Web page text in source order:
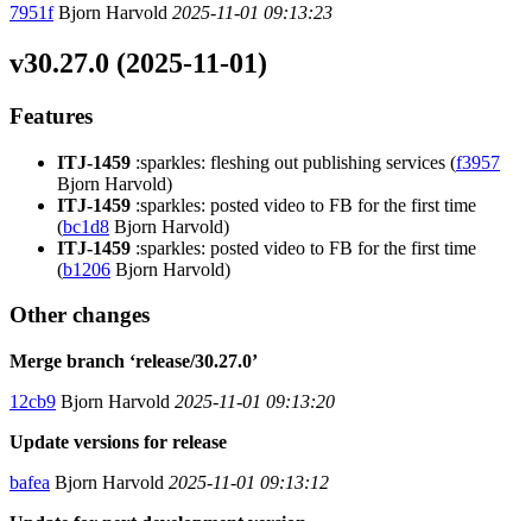
7951fBjorn Harvold 2025-11-01 09:13:23
v30.27.0 (2025-11-01)
Features
ITJ-1459 :sparkles: fleshing out publishing services (f3957
Bjorn Harvold)
ITJ-1459 :sparkles: posted video to FB for the first time
(bc1d8 Bjorn Harvold)
ITJ-1459 :sparkles: posted video to FB for the first time
(b1206 Bjorn Harvold)
Other changes
Merge branch ‘release/30.27.0’
12cb9 Bjorn Harvold 2025-11-01 09:13:20
Update versions for release
bafea Bjorn Harvold 2025-11-01 09:13:12